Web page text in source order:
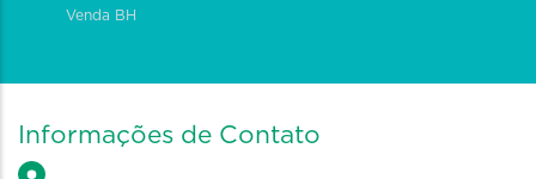
Venda BH
Informações de Contato